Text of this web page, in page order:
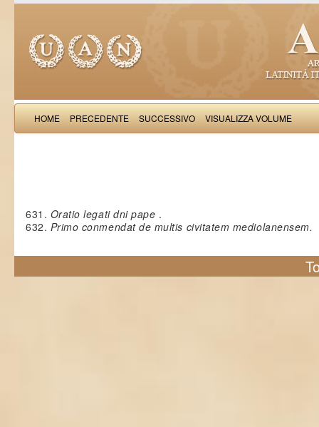
HOME PRECEDENTE SUCCESSIVO VISUALIZZA VOLUME
631. Oratio legati dni pape .
632. Primo conmendat de multis civitatem mediolanensem.